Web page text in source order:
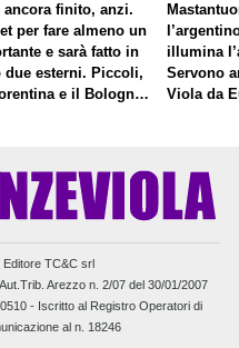
ancora finito, anzi.
per fare almeno un
e sarà fatto in
due esterni. Piccoli,
e il Bologna:
illumina
Servono
Viola da
Editore TC&C srl
Arezzo n. 2/07 del 30/01/2007
- Iscritto al Registro Operatori di
al n. 18246